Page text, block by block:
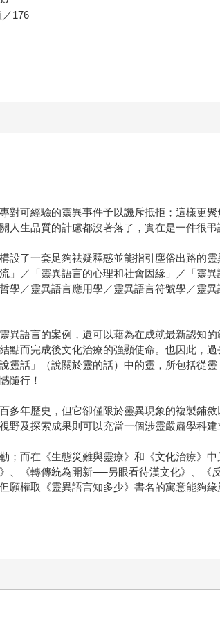
176
對可經驗的靈異事件予以譏斥抵拒；這樣更
人生品質的計慮都沒著落了，實在是一件很弔
設了一套足夠祛疑釋惑並能指引塵俗出路的
」／「靈異語言的心理和社會因緣」／「靈
學／靈異語言應用學／靈異語言符號學／靈
異語言的案例，還可以藉為在成就最新認知
點而完成後文化治療的強顯使命。也因此，
靈話」（說關於靈的話）中的靈，所包括
隨行！
多年歷史，但它卻僅限於靈異現象的複製鋪
野及探索成果則可以充當一個涉靈嚴肅學科建
；而在《生態災難與靈療》和《文化治療》
、《轉傳統為開新──另眼看待漢文化》、
願權取《靈異語言知多少》書名的寓意能夠